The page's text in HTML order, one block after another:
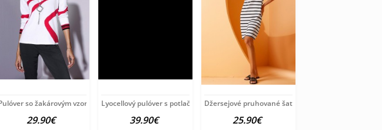
a perinkou
so žakárovým vzorom Création
29.90€
Lyocellový pulóver s potlačou Création
39.90€
Džersejové pruhované šaty HEINE, bielo-čierne
25.90€